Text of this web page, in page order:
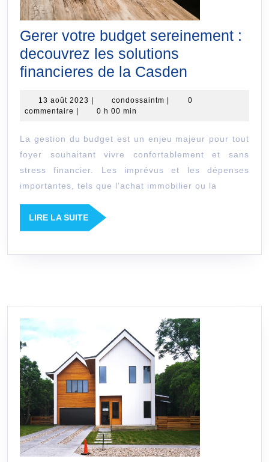
Gerer votre budget sereinement :
decouvrez les solutions
financieres de la Casden
budget
:
decouvrez
les
la
13 août 2023 13
août
| condossaintm condossaintm
|
0
commentaire | 0 h 00 min
La gestion du budget est un enjeu majeur pour tout
foyer souhaitant vivre confortablement et sans
stress financier. Les imprévus et les dépenses
importantes, tels que l’achat immobilier ou la
LIRE LA SUITELIRE
LA